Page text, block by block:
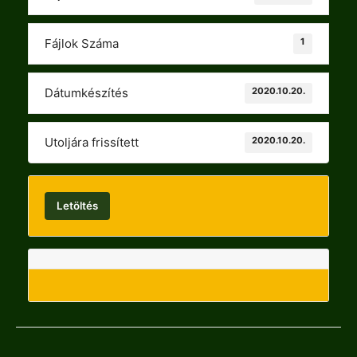
Fájlok Száma 1
Dátumkészítés 2020.10.20.
Utoljára frissített 2020.10.20.
Letöltés